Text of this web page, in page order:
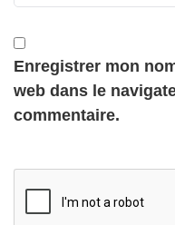
Enregistrer mon
web dans le
commentaire.